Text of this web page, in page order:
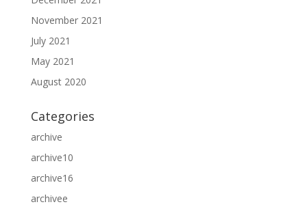
November 2021
July 2021
May 2021
August 2020
Categories
archive
archive10
archive16
archivee